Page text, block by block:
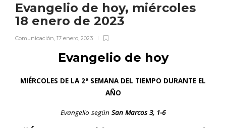
Evangelio de hoy, miércoles
18 enero de 2023
Comunicación, 17 enero, 2023
Evangelio de hoy
MIÉRCOLES DE LA 2ª SEMANA DEL TIEMPO DURANTE EL
AÑO
Evangelio según San Marcos 3, 1-6